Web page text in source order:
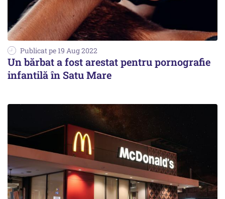
Publicat pe 19 Aug 2022
Un bărbat a fost arestat pentru pornografie
infantilă în Satu Mare